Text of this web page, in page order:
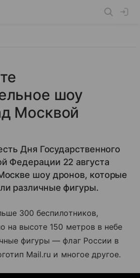
шоу
Москвой
Дня Государственного
Федерации 22 августа
шоу дронов, которые
различные фигуры.
300 беспилотников,
на высоте 150 метров в небе
фигуры — флаг России в
Mail.ru и многое другое.